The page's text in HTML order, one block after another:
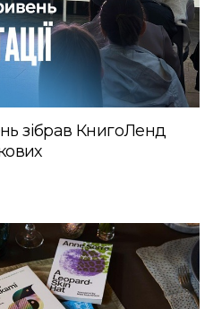
зібрав КнигоЛенд